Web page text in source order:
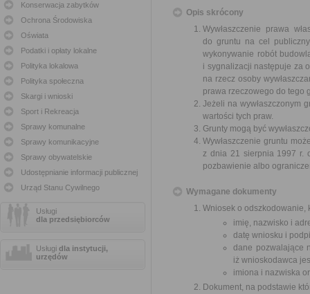
Konserwacja zabytków
Ochrona Środowiska
Oświata
Podatki i opłaty lokalne
Polityka lokalowa
Polityka społeczna
Skargi i wnioski
Sport i Rekreacja
Sprawy komunalne
Sprawy komunikacyjne
Sprawy obywatelskie
Udostępnianie informacji publicznej
Urząd Stanu Cywilnego
Usługi
dla przedsiębiorców
Usługi dla instytucji,
urzędów
Opis skrócony
Wywłaszczenie prawa
do gruntu na cel
wykonywanie robót
i sygnalizacji następuje za
na rzecz osoby
prawa rzeczowego do tego
Jeżeli na wywłaszczonym
wartości tych praw.
Grunty mogą być
Wywłaszczenie gruntu
z dnia 21 sierpnia 1997 r.
pozbawienie albo
Wymagane dokumenty
Wniosek o odszkodowanie,
imię, nazwisko i
datę wniosku i
dane pozwalające
iż wnioskodawca
imiona i nazwiska
Dokument, na podstawie